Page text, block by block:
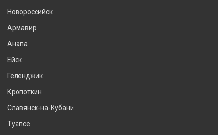
Новороссийск
Армавир
Анапа
Ейск
Геленджик
Кропоткин
Славянск-на-Кубани
Туапсе